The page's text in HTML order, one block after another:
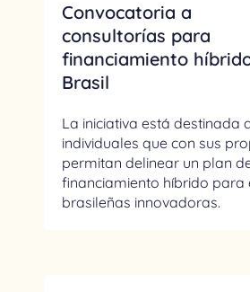
Convocatoria a
consultorías para
financiamiento
Brasil
La iniciativa está destinada
individuales que con sus
permitan delinear un plan
financiamiento híbrido para
brasileñas innovadoras.